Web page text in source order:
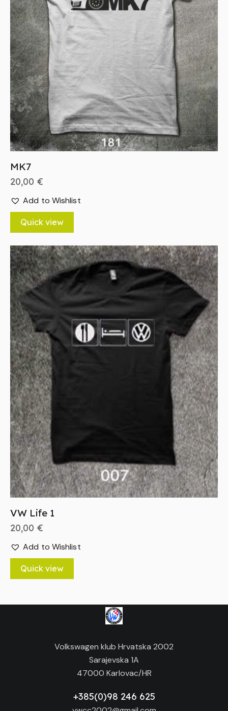
MK7
20,00 €
Add to Wishlist
Quick view
VW Life 1
20,00 €
Add to Wishlist
Quick view
Volkswagen klub Hrvatska 2002
Sarajevska 1A
47000 Karlovac/HR
+385(0)98 246 625